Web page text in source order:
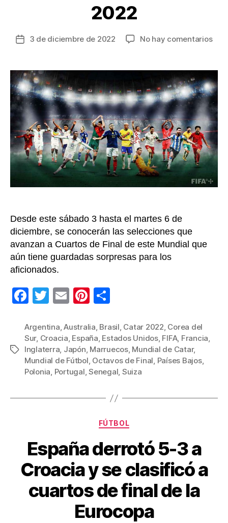
2022
Fecha
entrada
3 de diciembre de 2022 No hay comentariosen
los
de
del
de
Desde este sábado 3 hasta el martes 6 de
diciembre, se conocerán las selecciones que
avanzan a Cuartos de Final de este Mundial que
aún tiene guardadas sorpresas para los
aficionados.
F
c
e
b
o
o
T
tt
er
E
ail
Pi
er
e
st
m
p
ar
tir
Etiquetas
Argentina,Australia, Brasil, Catar 2022, Corea del
Sur, Croacia, España, Estados Unidos, FIFA, Francia,
Inglaterra, Japón, Marruecos, Mundial de Catar,
Mundial de Fútbol, Octavos de Final, Países Bajos,
Polonia, Portugal,Senegal, Suiza
Categorías
FÚTBOL
España derrotó 5-3 a
Croacia y se clasificó a
cuartos de final de la
Eurocopa